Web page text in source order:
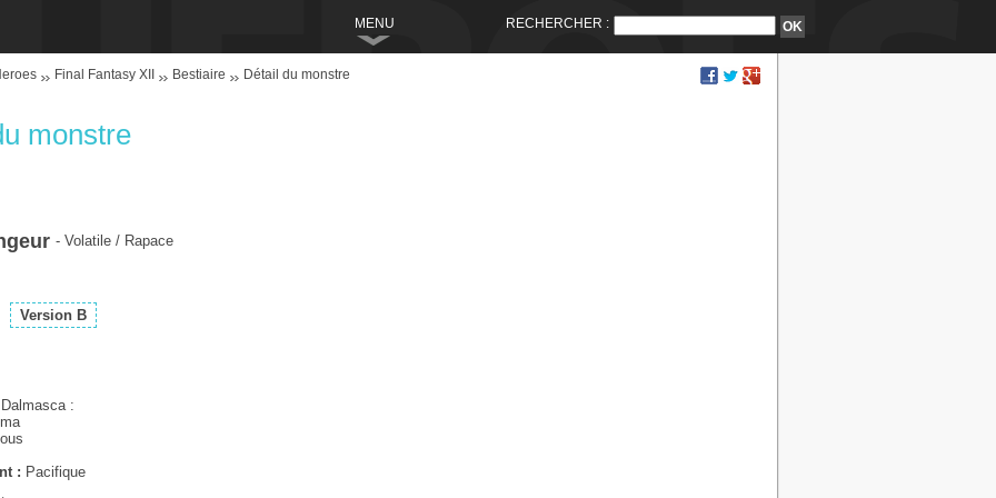
RECHERCHER :
MENU
Final Fantasy XII Bestiaire Détail du monstre
monstre
- Volatile / Rapace
Version B
:
: Pacifique